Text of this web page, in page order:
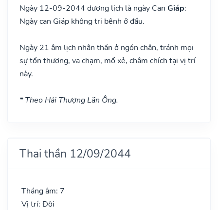
Ngày 12-09-2044 dương lịch là ngày Can Giáp:
Ngày can Giáp không trị bệnh ở đầu.
Ngày 21 âm lịch nhân thần ở ngón chân, tránh mọi
sự tổn thương, va chạm, mổ xẻ, châm chích tại vị trí
này.
* Theo Hải Thượng Lãn Ông.
Thai thần 12/09/2044
Tháng âm: 7
Vị trí: Đôi